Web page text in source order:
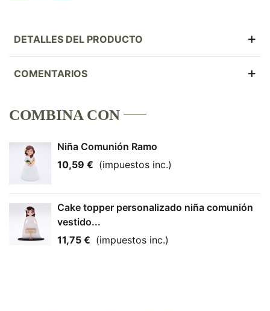
DETALLES DEL PRODUCTO
COMENTARIOS
COMBINA CON
Niña Comunión Ramo
10,59 € (impuestos inc.)
Cake topper personalizado niña comunión
vestido...
11,75 € (impuestos inc.)